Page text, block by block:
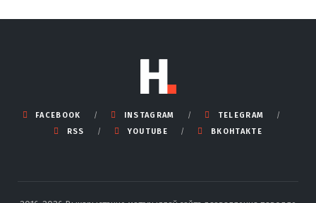
FACEBOOK INSTAGRAM
TELEGRAM
RSS
YOUTUBE ВКОНТАКТЕ